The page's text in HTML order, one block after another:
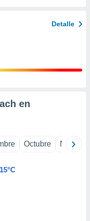
Detalle
en
Octubre
15°C